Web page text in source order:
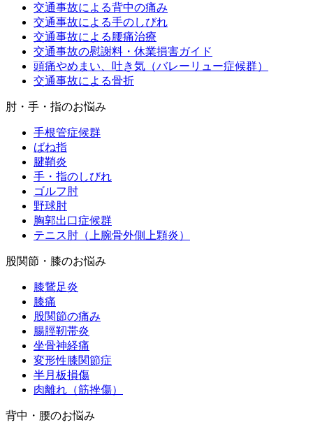
交通事故による背中の痛み
交通事故による手のしびれ
交通事故による腰痛治療
交通事故の慰謝料・休業損害ガイド
頭痛やめまい、吐き気（バレーリュー症候群）
交通事故による骨折
肘・手・指のお悩み
手根管症候群
ばね指
腱鞘炎
手・指のしびれ
ゴルフ肘
野球肘
胸郭出口症候群
テニス肘（上腕骨外側上顆炎）
股関節・膝のお悩み
膝鵞足炎
膝痛
股関節の痛み
腸脛靭帯炎
坐骨神経痛
変形性膝関節症
半月板損傷
肉離れ（筋挫傷）
背中・腰のお悩み